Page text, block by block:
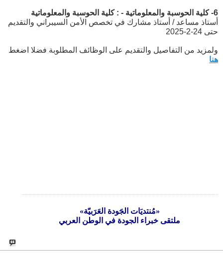
6- كلية الحوسبة والمعلوماتية - : كلية الحوسبة والمعلوماتية
أستاذ مساعد / أستاذ مشارك في تخصص الأمن السيبراني والتقديم
حتى 24-2-2025
ولمزيد من التفاصيل والتقديم على الوظائف المطلوبة فضلا اضغط
هنا
«مُنتديَات الجَودة العَرَبيّة»
ملتقى خبراء الجودة في الوطن العربي